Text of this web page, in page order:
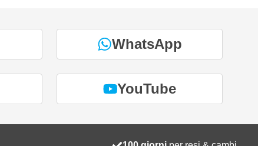
WhatsApp
YouTube